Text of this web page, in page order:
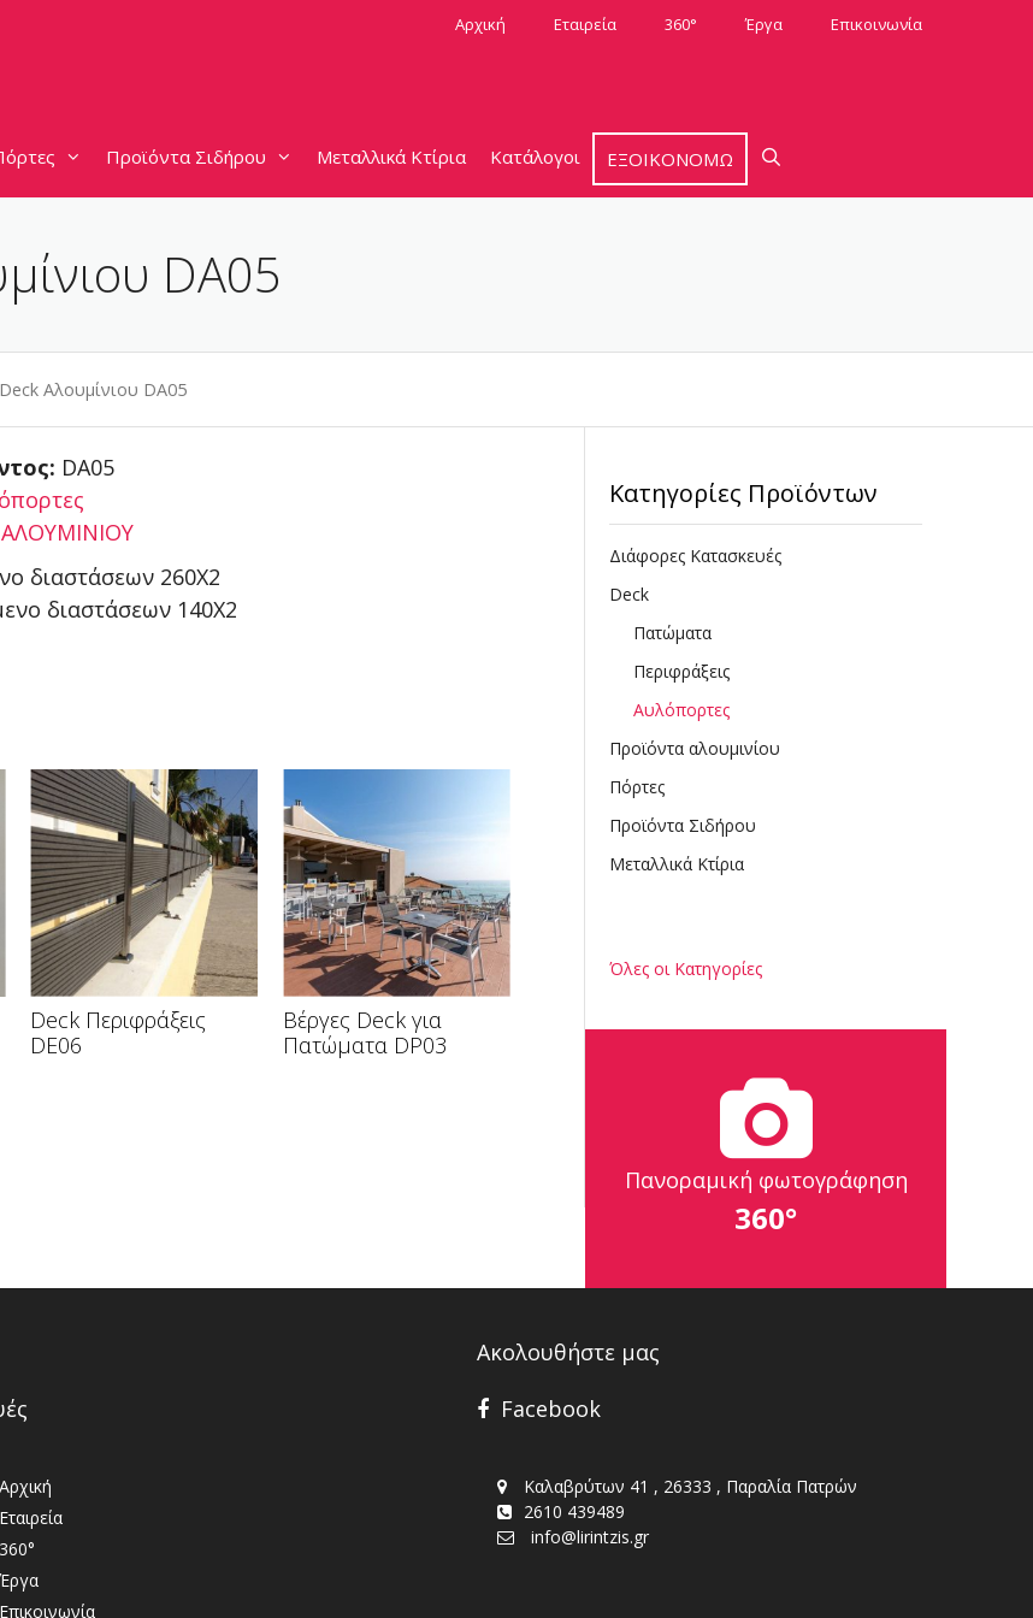
Αρχική Εταιρεία 360° Έργα Επικοινωνία
Προϊόντα Σιδήρου Μεταλλικά Κτίρια Κατάλογοι ΕΞΟΙΚΟΝΟΜΩ
DA05
Αλουμίνιου DA05
DA05
ΑΛΟΥΜΙΝΙΟΥ
διαστάσεων 260Χ2
διαστάσεων 140Χ2
Deck Περιφράξεις
DE06
Βέργες Deck για
Πατώματα DP03
Κατηγορίες Προϊόντων
Διάφορες Κατασκευές
Deck
Πατώματα
Περιφράξεις
Αυλόπορτες
Προϊόντα αλουμινίου
Πόρτες
Προϊόντα Σιδήρου
Μεταλλικά Κτίρια
Όλες οι Κατηγορίες
Πανοραμική φωτογράφηση
360°
Ακολουθήστε μας
Facebook
Αρχική
Εταιρεία
360°
Έργα
Επικοινωνία
Καλαβρύτων 41 , 26333 , Παραλία Πατρών
2610 439489
info@lirintzis.gr